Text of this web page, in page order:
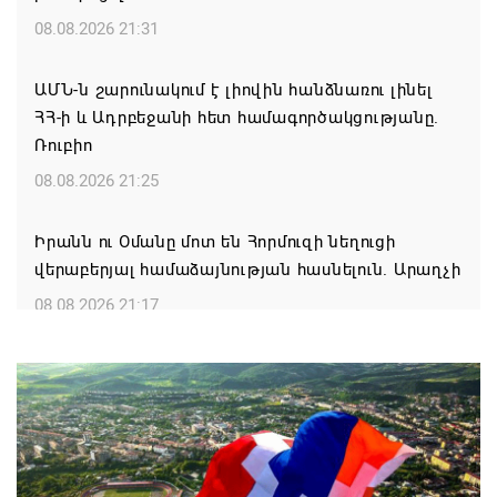
08.08.2026 21:31
ԱՄՆ-ն շարունակում է լիովին հանձնառու լինել
ՀՀ-ի և Ադրբեջանի հետ համագործակցությանը.
Ռուբիո
08.08.2026 21:25
Իրանն ու Օմանը մոտ են Հորմուզի նեղուցի
վերաբերյալ համաձայնության հասնելուն. Արաղչի
08.08.2026 21:17
Նիկոլ Փաշինյանը և Դոնալդ Թրամփը
հեռախոսազրույցի ընթացքում վերահաստատել են
TRIPP-ի կառուցման աշխատանքները մոտ
ապագայում սկսելու իրենց հաստատակամությունը
08.08.2026 21:12